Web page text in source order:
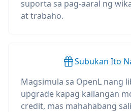
suporta sa pag-aaral ng
at trabaho.
Subukan Ito
Magsimula sa OpenL nang
upgrade kapag kailangan
credit, mas mahahabang